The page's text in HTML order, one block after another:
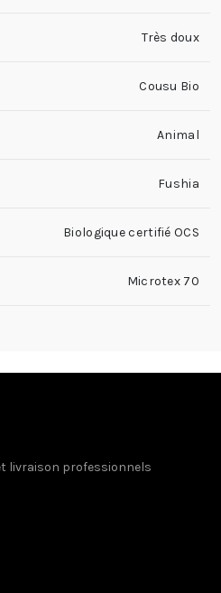
Très doux
Cousu Bio
Animal
Fushia
Biologique certifié OCS
Microtex 70
livraison professionnels